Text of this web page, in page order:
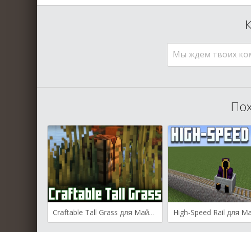
Мы ждем твоих
Craftable Tall Grass для Майнкрафт [1.21.6, 1.21.5, 1.21.4]